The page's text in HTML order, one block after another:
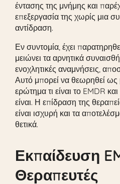
έντασης της μνήμης και
επεξεργασία της χωρίς μια
αντίδραση.
Εν συντομία, έχει
μειώνει τα αρνητικά
ενοχλητικές αναμνήσεις,
Αυτό μπορεί να θεωρηθεί ως
ερώτημα τι είναι το EMDR
είναι. Η επίδραση της
είναι ισχυρή και τα
θετικά.
Εκπαίδευση
Θεραπευτές